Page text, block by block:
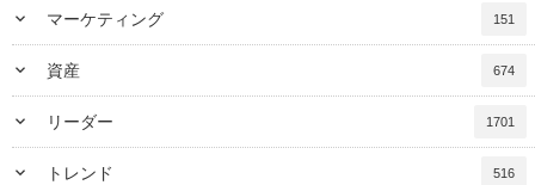
keyboard_arrow_down マーケティング 151
keyboard_arrow_down 資産 674
keyboard_arrow_down リーダー 1701
keyboard_arrow_down トレンド 516